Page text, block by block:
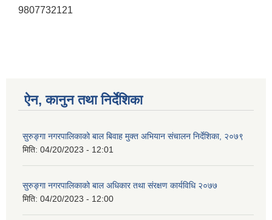
9807732121
ऐन, कानुन तथा निर्देशिका
सुरुङ्गा नगरपालिकाको बाल बिवाह मुक्त अभियान संचालन निर्देशिका, २०७९
मिति: 04/20/2023 - 12:01
सुरुङ्गा नगरपालिकाको बाल अधिकार तथा संरक्षण कार्यविधि २०७७
मिति: 04/20/2023 - 12:00